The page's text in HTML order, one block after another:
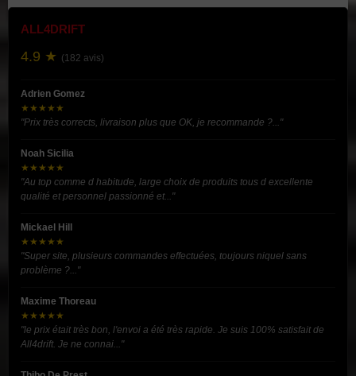
ALL4DRIFT
4.9 ★ (182 avis)
Adrien Gomez
★★★★★
"Prix très corrects, livraison plus que OK, je recommande ?..."
Noah Sicilia
★★★★★
"Au top comme d habitude, large choix de produits tous d excellente
qualité et personnel passionné et..."
Mickael Hill
★★★★★
"Super site, plusieurs commandes effectuées, toujours niquel sans
problème ?..."
Maxime Thoreau
★★★★★
"le prix était très bon, l'envoi a été très rapide. Je suis 100% satisfait de
All4drift. Je ne connai..."